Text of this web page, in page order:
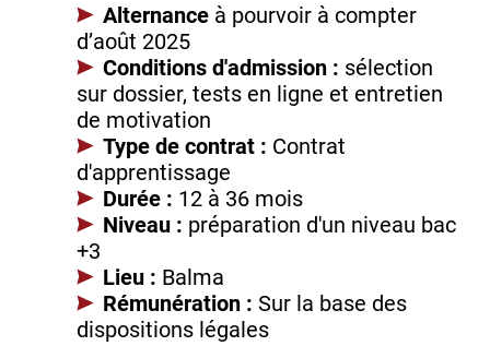
Alternance à pourvoir à compter
d’août 2025
Conditions d'admission : sélection
sur dossier, tests en ligne et entretien
de motivation
Type de contrat : Contrat
d'apprentissage
Durée : 12 à 36 mois
Niveau : préparation d'un niveau bac
+3
Lieu : Balma
Rémunération : Sur la base des
dispositions légales